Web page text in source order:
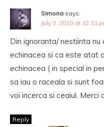
Simona says:
July 3, 2010 at 12:11
Din ignoranta/ nestiinta
echinacea si ca este atat
echinacea ( in special in
sa iau o raceala si sunt
voi incerca si ceaiul. Merci
Reply